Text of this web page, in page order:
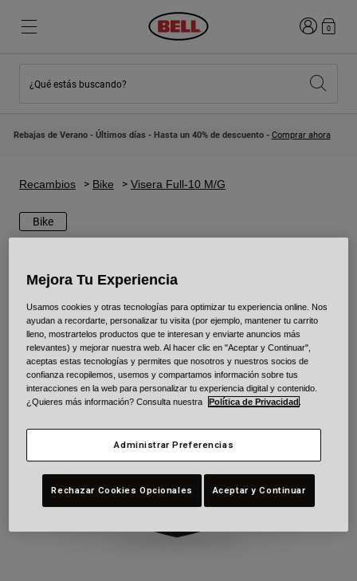
Novedades
Cascos Motocross Niño
Explora Moto
Integrales
Abiertos / Jet
Motocross
Adventure
Retro
Recambios
Ver todo
Novedades
Lifestyle
Integrales
Carretera y Gravel
Urban
Ver todo
Iniciar0
¿Qué estás buscando?
Rebajas de Verano - Últimos días - Hasta un 40% de descuento - Comprar ahora
Recambios Bike Visera Full-10 M/G
Bike
Mejora Tu Experiencia
Usamos cookies y otras tecnologías para optimizar tu experiencia online. Nos
ayudan a recordarte, personalizar tu visita (por ejemplo, mantener tu carrito
lleno, mostrartelos productos que te interesan y enviarte anuncios más
relevantes) y mejorar nuestra web. Al hacer clic en "Aceptar y Continuar",
aceptas estas tecnologías y permites que nosotros y nuestros socios de
confianza recopilemos, usemos y compartamos información sobre tus
interacciones en la web para personalizar tu experiencia digital y contenido.
¿Quieres más información? Consulta nuestra
Política de Privacidad
Administrar Preferencias
Rechazar Cookies Opcionales Aceptar y Continuar